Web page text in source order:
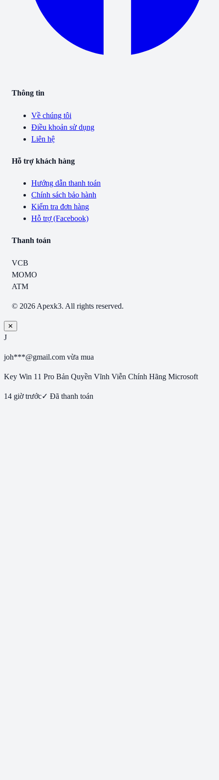
Thông tin
Về chúng tôi
Điều khoản sử dụng
Liên hệ
Hỗ trợ khách hàng
Hướng dẫn thanh toán
Chính sách bảo hành
Kiểm tra đơn hàng
Hỗ trợ (Facebook)
Thanh toán
VCB
MOMO
ATM
© 2026 Apexk3. All rights reserved.
✕
J
joh***@gmail.com vừa mua
Key Win 11 Pro Bản Quyền Vĩnh Viễn Chính Hãng Microsoft
14 giờ trước✓ Đã thanh toán